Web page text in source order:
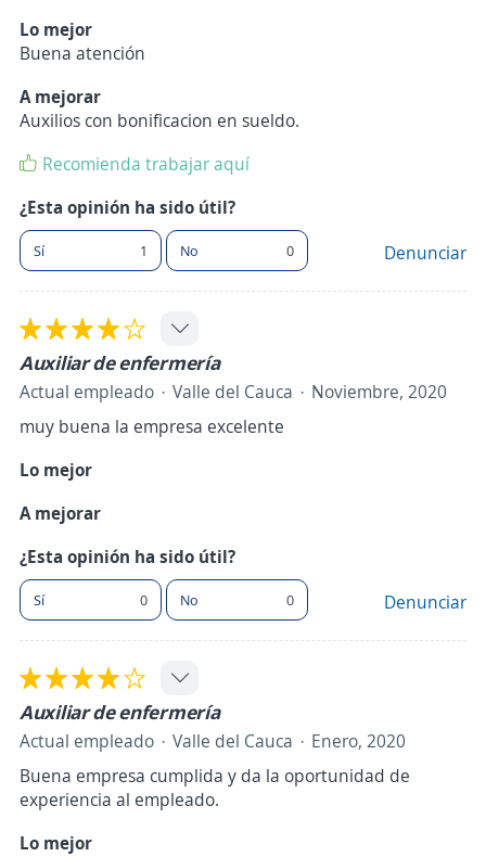
Lo mejor
Buena atención
A mejorar
Auxilios con bonificacion en sueldo.
Recomienda trabajar aquí
¿Esta opinión ha sido útil?
Sí 1 No 0 Denunciar
Auxiliar de enfermería
Actual empleado Valle del Cauca
Noviembre, 2020
muy buena la empresa excelente
Lo mejor
A mejorar
¿Esta opinión ha sido útil?
Sí 0 No 0 Denunciar
Auxiliar de enfermería
Actual empleado Valle del Cauca
Enero, 2020
Buena empresa cumplida y da la oportunidad de
experiencia al empleado.
Lo mejor